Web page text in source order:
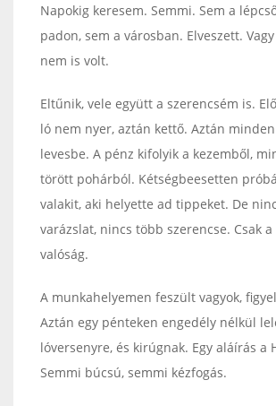
Napokig keresem. Semmi. Sem a
padon, sem a városban. Elveszett.
nem is volt.
Eltűnik, vele együtt a szerencsém is.
ló nem nyer, aztán kettő. Aztán
levesbe. A pénz kifolyik a kezemből,
törött pohárból. Kétségbeesetten
valakit, aki helyette ad tippeket. De
varázslat, nincs több szerencse. Csak a
valóság.
A munkahelyemen feszült vagyok,
Aztán egy pénteken engedély nélkül
lóversenyre, és kirúgnak. Egy aláírás a
Semmi búcsú, semmi kézfogás.